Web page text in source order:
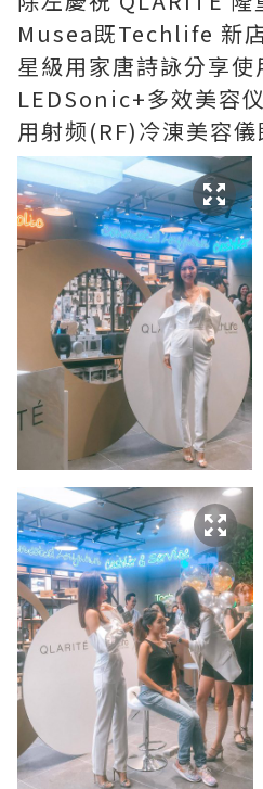
Musea既Techlife 新
星級用家唐詩詠分享使
LEDSonic+多效美容
用射频(RF)冷涷美容儀